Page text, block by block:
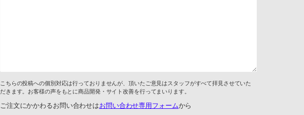
こちらの投稿への個別対応は行っておりませんが、頂いたご意見はスタッフがすべて拝見させていた
だきます。お客様の声をもとに商品開発・サイト改善を行ってまいります。
ご注文にかかわるお問い合わせはお問い合わせ専用フォームから